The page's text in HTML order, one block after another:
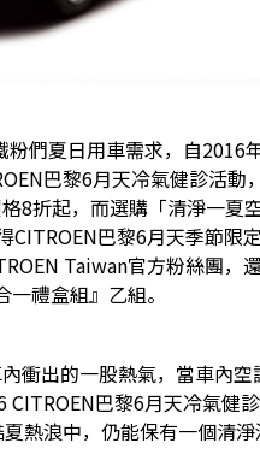
粉們夏日用車需求，自2016
巴黎6月天冷氣健診活動
8折起，而選購「清淨一夏
巴黎6月天季節限
Taiwan官方粉絲團
禮盒組』乙組。
衝出的一股熱氣，當車內
巴黎6月天冷氣健
熱浪中，仍能保有一個清淨